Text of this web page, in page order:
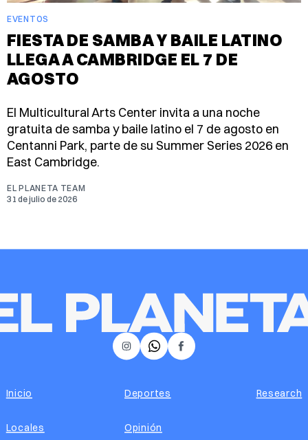
EVENTOS
FIESTA DE SAMBA Y BAILE LATINO
LLEGA A CAMBRIDGE EL 7 DE
AGOSTO
El Multicultural Arts Center invita a una noche
gratuita de samba y baile latino el 7 de agosto en
Centanni Park, parte de su Summer Series 2026 en
East Cambridge.
EL PLANETA TEAM
31 de julio de 2026
𝕏 Facebook
Instagram
Inicio
Locales
Deportes
Opinión
Research